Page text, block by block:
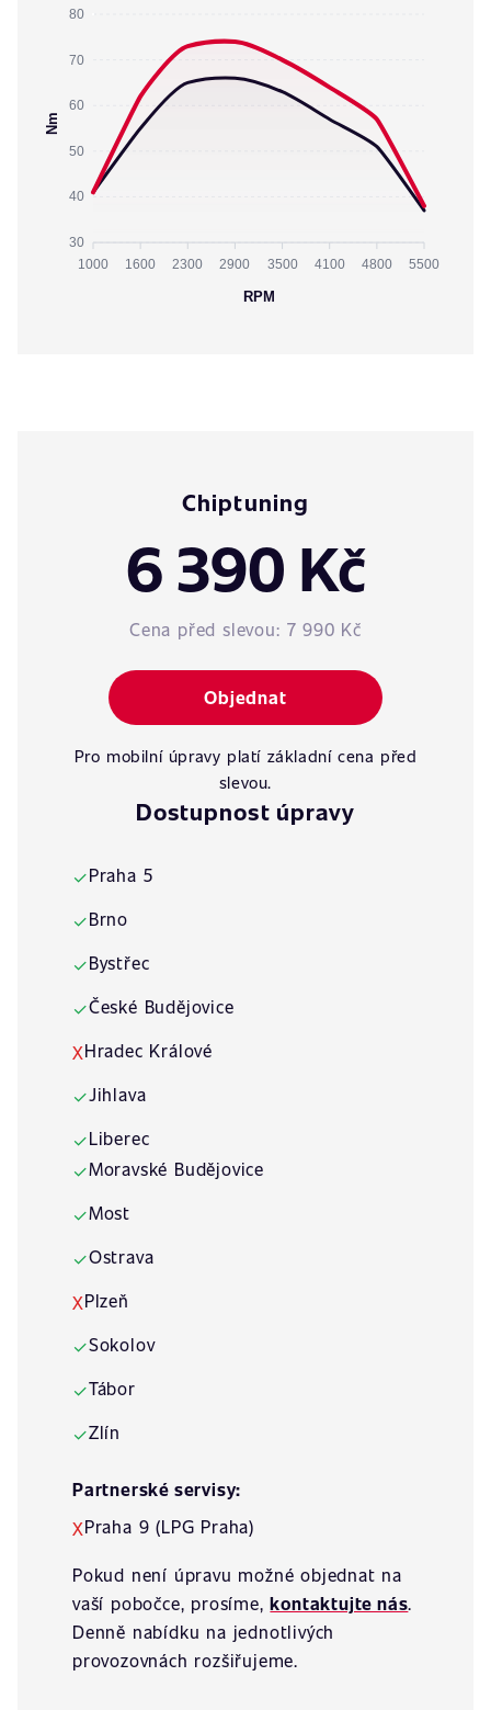
80
70
60
50
40
30
Nm
1000 1600 2300 2900 3500 4100 4800 5500
RPM
Chiptuning
6 390 Kč
Cena před slevou: 7 990 Kč
Objednat
Pro mobilní úpravy platí základní cena před
slevou.
Dostupnost úpravy
✓Praha 5
✓Brno
✓Bystřec
✓České Budějovice
XHradec Králové
✓Jihlava
✓Liberec
✓Moravské Budějovice
✓Most
✓Ostrava
XPlzeň
✓Sokolov
✓Tábor
✓Zlín
Partnerské servisy:
XPraha 9 (LPG Praha)
Pokud není úpravu možné objednat na
vaší pobočce, prosíme,kontaktujte nás.
Denně nabídku na jednotlivých
provozovnách rozšiřujeme.